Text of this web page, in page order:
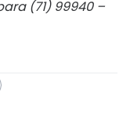
(71) 99940 –